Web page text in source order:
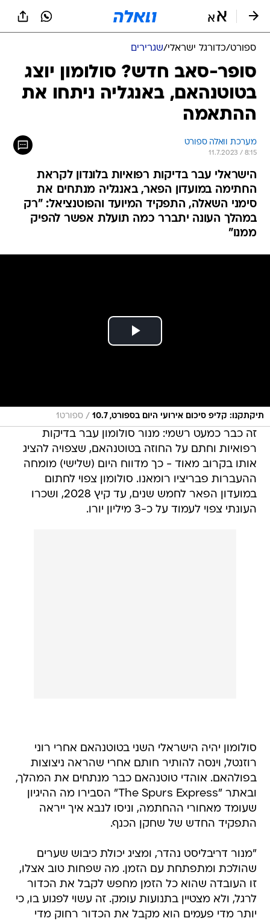
ספורט/כדורגל ישראלי/שגרירים
סופר-סאב חדש? סולומון יוצג
בטוטנהאם, באנגליה ניתחו את
ההתאמה
מערכת וואלה ספורט
11.7.2023 / 8:15
הישראלי עבר בדיקות רפואיות בלונדון לקראת
החתימה במועדון הפאר, באנגליה מנתחים את
סימני השאלה, התפקיד המיועד והפוטנציאל: "רק
במהלך העונה יתברר כמה תועלת אפשר להפיק
ממנו"
תיקתקנו: קליפ סיכום אירועי היום בספורט, 10.7 / ספורט1
זה כבר כמעט רשמי: מנור סולומון עבר בדיקות
רפואיות וחתם על החוזה בטוטנהאם, שצפויה להציג
אותו בקרוב מאוד - כך מדווח היום (שלישי) מומחה
ההעברות פבריציו רומאנו. סולומון צפוי לחתום
במועדון הפאר לחמש שנים, עד קיץ 2028, ושכרו
העונתי צפוי לעמוד על כ-3 מיליון יורו.
סולומון יהיה הישראלי השני בטוטנהאם אחרי רוני
רוזנטל, וינסה להותיר חותם אחרי שהראה ניצוצות
בפולהאם. אוהדי טוטנהאם כבר מנתחים את המהלך,
ובאתר "The Spurs Express" הסבירו מה ההיגיון
שעומד מאחורי ההחתמה, וניסו לנבא איך ייראה
התפקיד החדש של שחקן הכנף.
"מנור דריבליסט נהדר, ומציג יכולת כיבוש שערים
שהולכת ומתפתחת עם הזמן. מה שפחות טוב אצלו,
זו העובדה שהוא כל הזמן מחפש לקבל את הכדור
לרגל, ולא מצטיין בתנועות עומק. זה עשוי לפגוע בו, כי
יותר מדי פעמים הוא מקבל את הכדור רחוק מדי